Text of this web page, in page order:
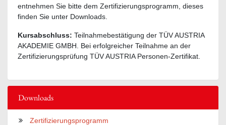
entnehmen Sie bitte dem Zertifizierungsprogramm, dieses
finden Sie unter Downloads.
Kursabschluss: Teilnahmebestätigung der TÜV AUSTRIA
AKADEMIE GMBH. Bei erfolgreicher Teilnahme an der
Zertifizierungsprüfung TÜV AUSTRIA Personen-Zertifikat.
Downloads
Zertifizierungsprogramm